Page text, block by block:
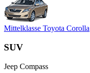
Mittelklasse Toyota Corolla
SUV
Jeep Compass